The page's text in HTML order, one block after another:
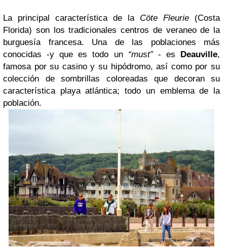
La principal característica de la Cöte Fleurie (Costa
Florida) son los tradicionales centros de veraneo de la
burguesía francesa. Una de las poblaciones más
conocidas -y que es todo un “must”- es Deauville,
famosa por su casino y su hipódromo, así como por su
colección de sombrillas coloreadas que decoran su
característica playa atlántica; todo un emblema de la
población.